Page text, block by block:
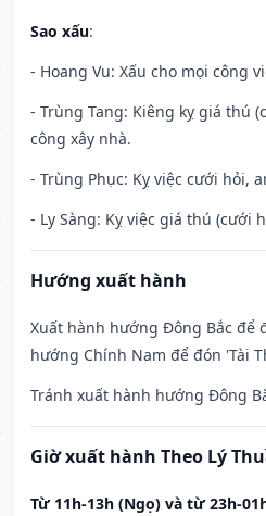
Sao xấu:
- Hoang Vu: Xấu cho mọi công
- Trùng Tang: Kiêng kỵ giá thú
công xây nhà.
- Trùng Phục: Kỵ việc cưới hỏi,
- Ly Sàng: Kỵ việc giá thú (cưới
Hướng xuất hành
Xuất hành hướng Đông Bắc để
hướng Chính Nam để đón 'Tài
Tránh xuất hành hướng Đông
Giờ xuất hành Theo Lý
Từ 11h-13h (Ngọ) và từ 23h-